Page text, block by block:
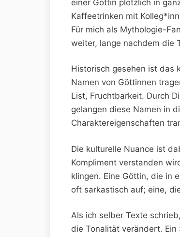
einer Göttin plötzlich ‍in
Kaffeetrinken mit
Für mich als Mythologie-
weiter, lange nachdem die​
Historisch gesehen ist das
Namen von Göttinnen
List, Fruchtbarkeit. Durch
gelangen diese Namen​ in
⁢Charaktereigenschaften
Die kulturelle​ Nuance ⁤ist
Kompliment‌ verstanden
klingen. Eine Göttin, die in
oft ‌sarkastisch auf; eine,
Als ich selber Texte
die ​Tonalität verändert. Ein